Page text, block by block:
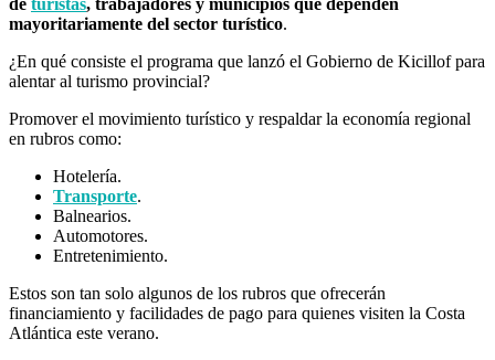
de turistas, trabajadores y municipios que dependen
mayoritariamente del sector turístico.
¿En qué consiste el programa que lanzó el Gobierno de Kicillof para
alentar al turismo provincial?
Promover el movimiento turístico y respaldar la economía regional
en rubros como:
Hotelería.
Transporte.
Balnearios.
Automotores.
Entretenimiento.
Estos son tan solo algunos de los rubros que ofrecerán
financiamiento y facilidades de pago para quienes visiten la Costa
Atlántica este verano.